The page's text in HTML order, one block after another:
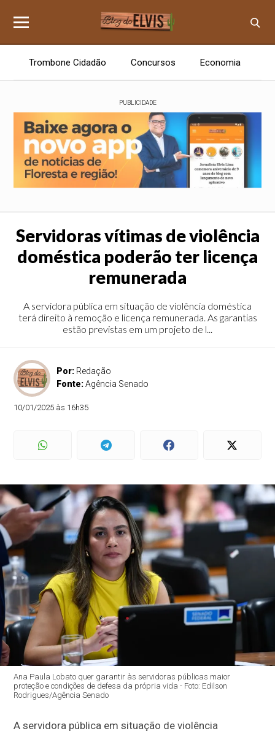
Trombone Cidadão Concursos Economia
PUBLICIDADE
Servidoras vítimas de violência
doméstica poderão ter licença
remunerada
A servidora pública em situação de violência doméstica
terá direito à remoção e licença remunerada. As garantias
estão previstas em um projeto de l...
Por: Redação
Fonte:Agência Senado
10/01/2025 às 16h35
Ana Paula Lobato quer garantir às servidoras públicas maior
proteção e condições de defesa da própria vida - Foto: Edilson
Rodrigues/Agência Senado
A servidora pública em situação de violência